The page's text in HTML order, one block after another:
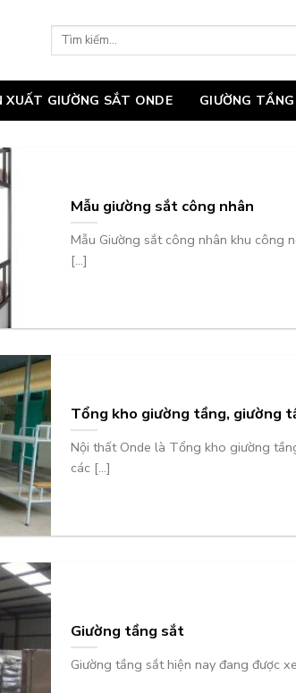
Tìm
XUẤT GIƯỜNG SẮT ONDE GIƯỜNG
Mẫu giường sắt công nhân
Mẫu Giường sắt công nhân khu công
[...]
Tổng kho giường tầng, giường
Nội thất Onde là Tổng kho giường
các [...]
Giường tầng sắt
Giường tầng sắt hiện nay đang được